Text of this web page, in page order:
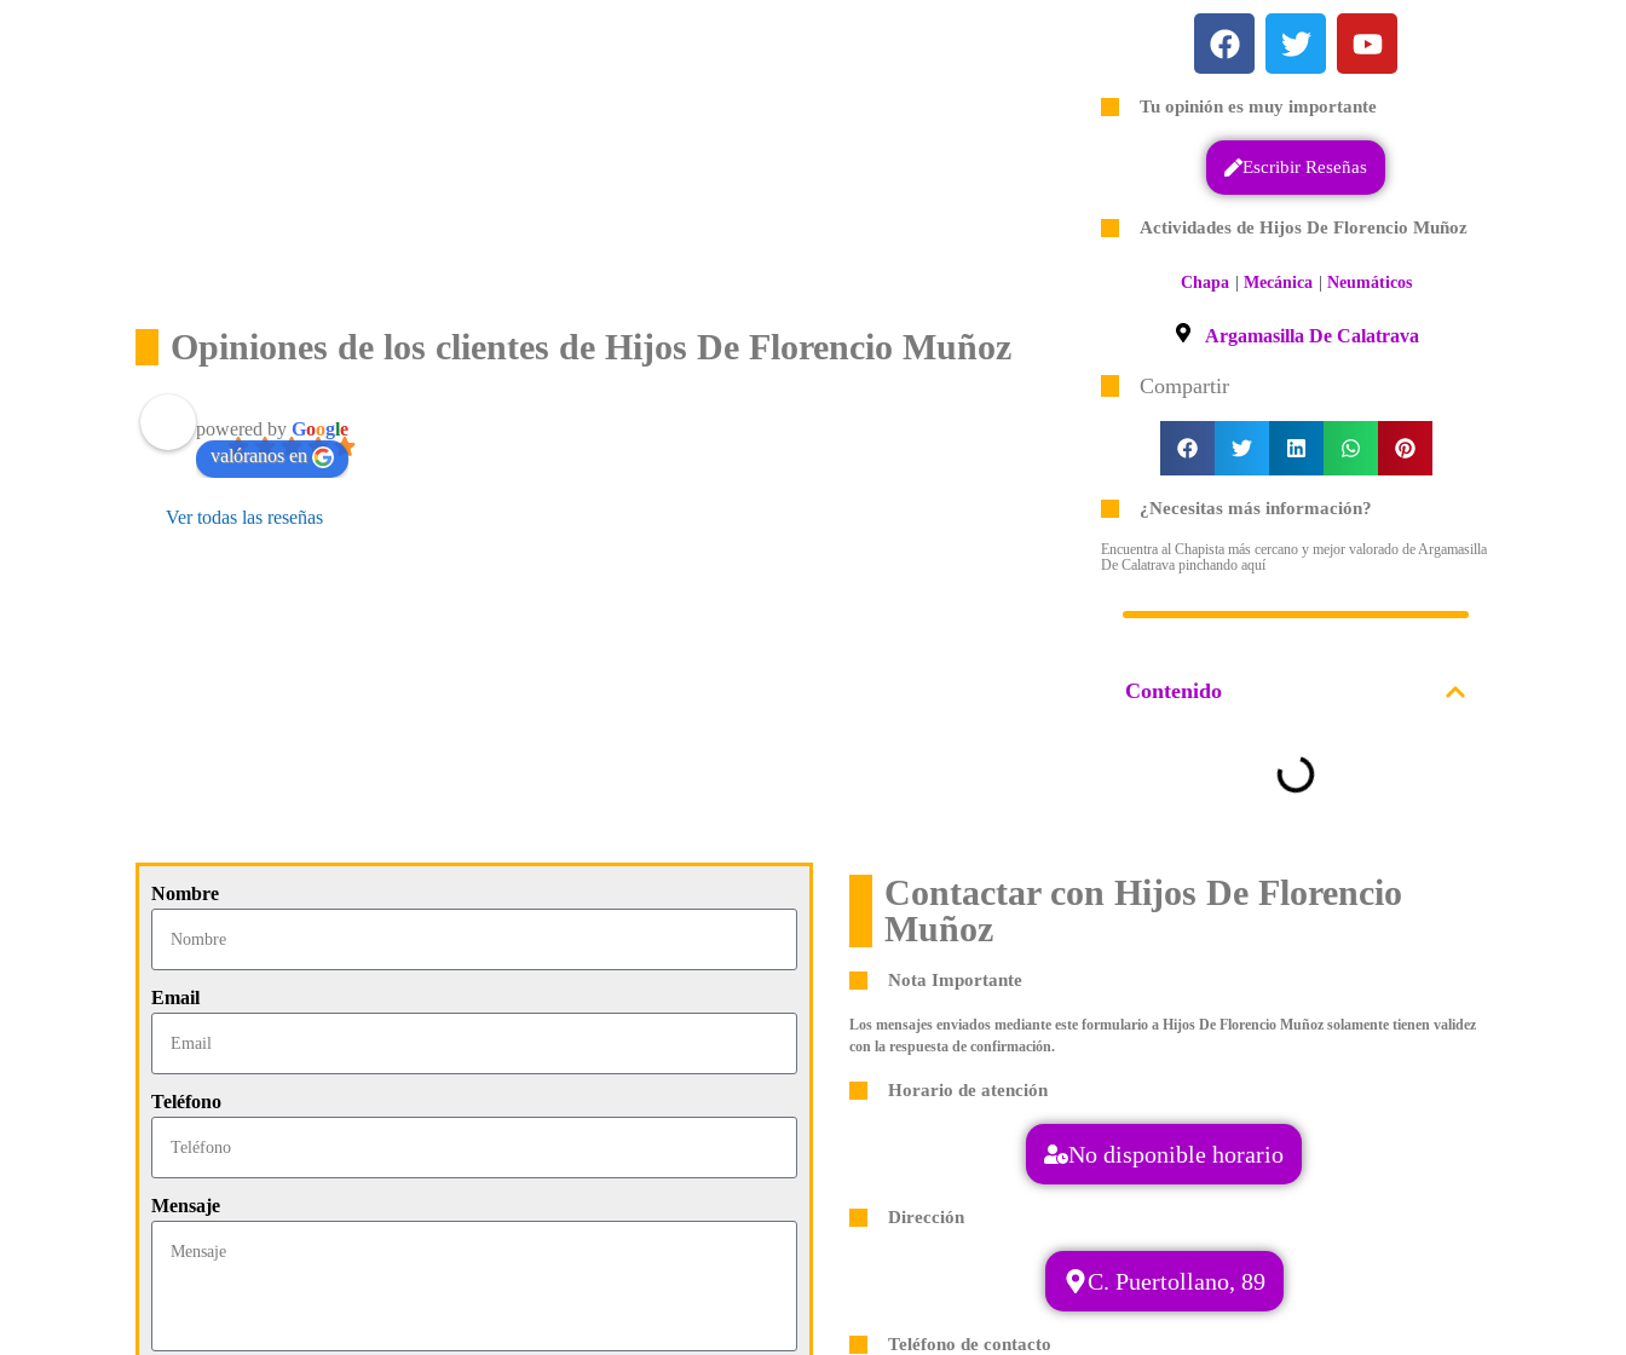
Opiniones de los clientes de Hijos De Florencio Muñoz
powered by Google
valóranos en
Ver todas las reseñas
Tu opinión es muy importante
Escribir Reseñas
Actividades de Hijos De Florencio Muñoz
Chapa | Mecánica | Neumáticos
Argamasilla De Calatrava
Compartir
¿Necesitas más información?
Encuentra al Chapista más cercano y mejor valorado de Argamasilla
De Calatrava pinchando aquí
Contenido
Nombre
Email
Teléfono
Mensaje
Contactar con Hijos De Florencio
Muñoz
Nota Importante
Los mensajes enviados mediante este formulario a Hijos De Florencio Muñoz solamente tienen validez
con la respuesta de confirmación.
Horario de atención
No disponible horario
Dirección
C. Puertollano, 89
Teléfono de contacto